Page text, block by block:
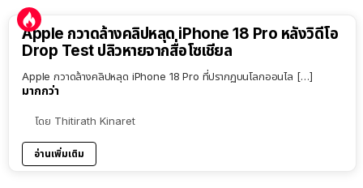
Apple กวาดล้างคลิปหลุด iPhone 18 Pro หลังวิดีโอ
Drop Test ปลิวหายจากสื่อโซเชียล
Apple กวาดล้างคลิปหลุด iPhone 18 Pro ที่ปรากฏบนโลกออนไล […]
มากกว่า
โดย Thitirath Kinaret
อ่านเพิ่มเติม